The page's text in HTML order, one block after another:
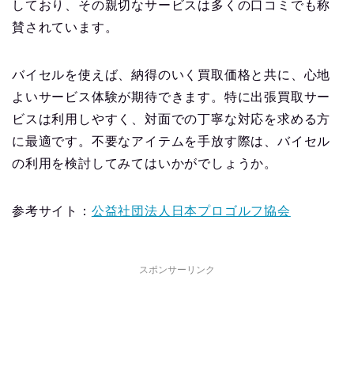
しており、その親切なサービスは多くの口コミでも称
賛されています。
バイセルを使えば、納得のいく買取価格と共に、心地
よいサービス体験が期待できます。特に出張買取サー
ビスは利用しやすく、対面での丁寧な対応を求める方
に最適です。不要なアイテムを手放す際は、バイセル
の利用を検討してみてはいかがでしょうか。
参考サイト： 公益社団法人日本プロゴルフ協会
スポンサーリンク